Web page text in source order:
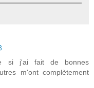
si j'ai fait de bonnes
m'ont complètement